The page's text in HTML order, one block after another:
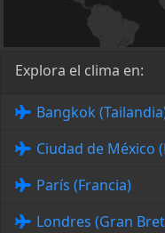
Explora el clima en:
Bangkok
Ciudad de México
París (Francia)
Londres (Gran